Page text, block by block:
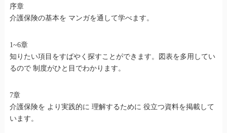
序章
介護保険の基本を マンガを通して学べます。
1~6章
知りたい項目をすばやく探すことができます。図表を多用してい
るので 制度がひと目でわかります。
7章
介護保険を より実践的に 理解するために 役立つ資料を掲載して
います。